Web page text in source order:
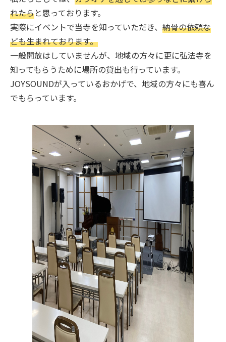
れたらと思っております。
実際にイベントで当寺を知っていただき、 納骨の依頼な
ども生まれております。
一般開放はしていませんが、地域の方々に更に弘法寺を
知ってもらうために場所の貸出も行っています。
JOYSOUNDが入っているおかげで、地域の方々にも喜ん
でもらっています。